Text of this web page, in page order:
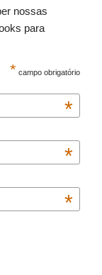
nossas
para
* campo obrigatório
*
*
*